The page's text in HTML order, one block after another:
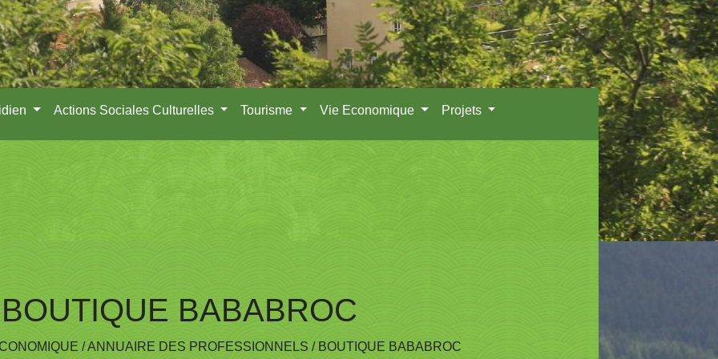
Actions Sociales Culturelles Tourisme Vie Economique Projets
BOUTIQUE BABABROC
/ANNUAIRE DES PROFESSIONNELS / BOUTIQUE BABABROC